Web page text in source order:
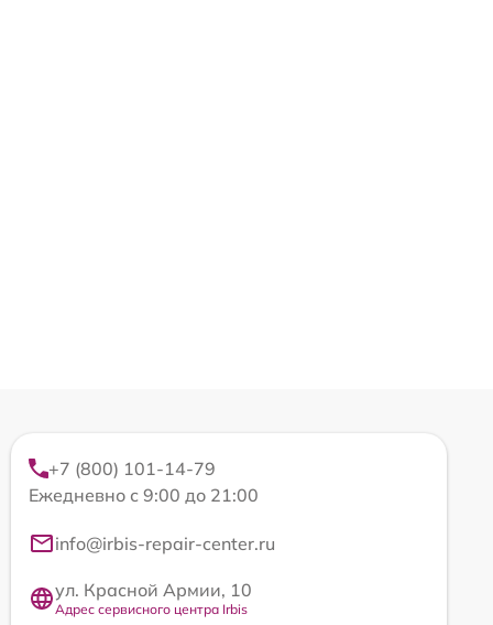
+7 (800) 101-14-79
Ежедневно с 9:00 до 21:00
info@irbis-repair-center.ru
ул. Красной Армии, 10
Адрес сервисного центра Irbis